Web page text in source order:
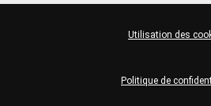
Politique de
Utilisation des